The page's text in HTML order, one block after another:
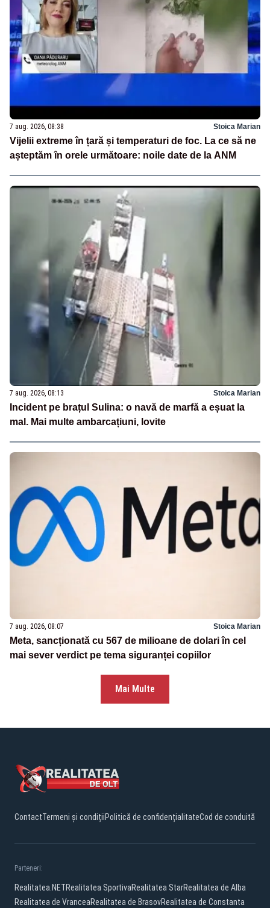
7 aug. 2026, 08:38 Stoica Marian
Vijelii extreme în țară și temperaturi de foc. La ce să ne
așteptăm în orele următoare: noile date de la ANM
7 aug. 2026, 08:13 Stoica Marian
Incident pe brațul Sulina: o navă de marfă a eșuat la
mal. Mai multe ambarcațiuni, lovite
7 aug. 2026, 08:07 Stoica Marian
Meta, sancționată cu 567 de milioane de dolari în cel
mai sever verdict pe tema siguranței copiilor
Mai Multe
ContactTermeni și condițiiPolitică de confidențialitateCod de conduită
Parteneri:
Realitatea.NETRealitatea SportivaRealitatea StarRealitatea de Alba
Realitatea de VranceaRealitatea de BrasovRealitatea de Constanta